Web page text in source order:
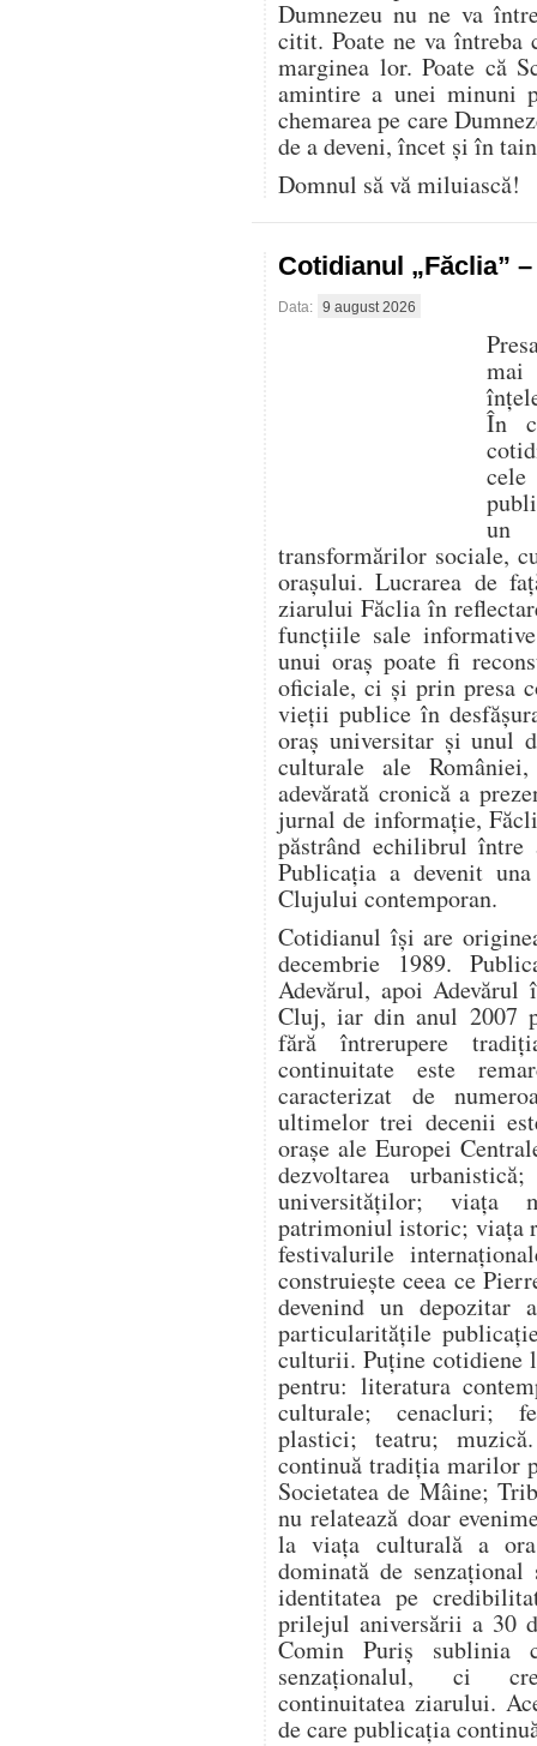
Dumnezeu nu ne va
citit. Poate ne va întreba
marginea lor. Poate că
amintire a unei minuni
chemarea pe care
de a deveni, încet și în
Domnul să vă miluiască!
Cotidianul „Făclia”
Data: 9 august 2026
În
un
transformărilor sociale,
orașului. Lucrarea de
ziarului Făclia în
funcțiile sale
unui oraș poate fi
oficiale, ci și prin presa
vieții publice în
oraș universitar și unul
culturale ale
adevărată cronică a
jurnal de informație,
păstrând echilibrul între
Publicația a devenit
Clujului contemporan.
Cotidianul își are
decembrie 1989.
Adevărul, apoi
Cluj, iar din anul 2007
fără întrerupere
continuitate este
caracterizat de
ultimelor trei decenii
orașe ale Europei
dezvoltarea
universităților; viața
patrimoniul istoric; viața
festivalurile
construiește ceea ce
devenind un depozitar
particularitățile
culturii. Puține cotidiene
pentru: literatura
culturale; cenacluri;
plastici; teatru;
continuă tradiția marilor
Societatea de Mâine;
nu relatează doar
la viața culturală a
dominată de
identitatea pe
prilejul aniversării a 30
Comin Puriș
senzaționalul, ci
continuitatea ziarului.
de care publicația